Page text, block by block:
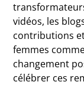
vidéos, les
contributions
femmes
changement
célébrer ces